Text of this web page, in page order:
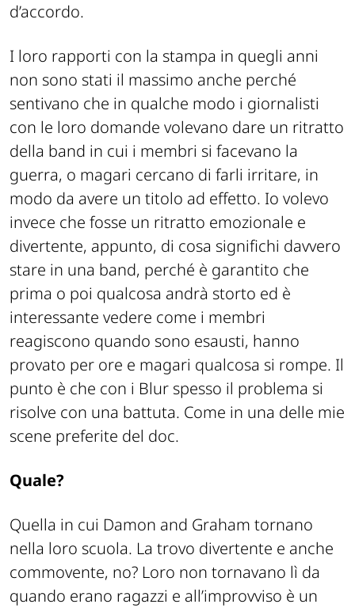
d’accordo.
I loro rapporti con la stampa in quegli anni
non sono stati il massimo anche perché
sentivano che in qualche modo i giornalisti
con le loro domande volevano dare un ritratto
della band in cui i membri si facevano la
guerra, o magari cercano di farli irritare, in
modo da avere un titolo ad effetto. Io volevo
invece che fosse un ritratto emozionale e
divertente, appunto, di cosa significhi davvero
stare in una band, perché è garantito che
prima o poi qualcosa andrà storto ed è
interessante vedere come i membri
reagiscono quando sono esausti, hanno
provato per ore e magari qualcosa si rompe. Il
punto è che con i Blur spesso il problema si
risolve con una battuta. Come in una delle mie
scene preferite del doc.
Quale?
Quella in cui Damon and Graham tornano
nella loro scuola. La trovo divertente e anche
commovente, no? Loro non tornavano lì da
quando erano ragazzi e all’improvviso è un